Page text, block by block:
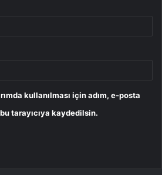
kullanılması için adım, e-posta
tarayıcıya kaydedilsin.